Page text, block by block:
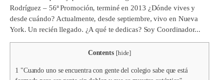
Rodríguez – 56ª Promoción, terminé en 2013 ¿Dónde vives y
desde cuándo? Actualmente, desde septiembre, vivo en Nueva
York. Un recién llegado. ¿A qué te dedicas? Soy Coordinador...
Contents [hide]
1 "Cuando uno se encuentra con gente del colegio sabe que está